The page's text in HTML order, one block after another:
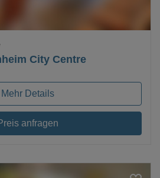
City Centre
Mehr Details
anfragen